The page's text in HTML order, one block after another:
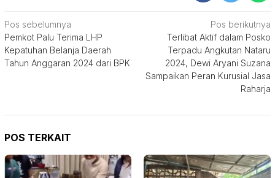
Navigasi
pos
Pos sebelumnya
Pemkot Palu Terima LHP
Kepatuhan Belanja Daerah
Tahun Anggaran 2024 dari BPK
Pos berikutnya
Terlibat Aktif dalam Posko
Terpadu Angkutan Nataru
2024, Dewi Aryani Suzana
Sampaikan Peran Kurusial Jasa
Raharja
POS TERKAIT